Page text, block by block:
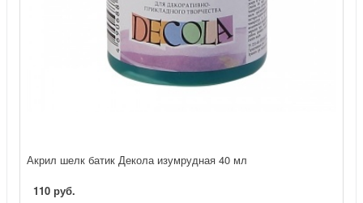
Акрил шелк батик Декола изумрудная 40 мл
110 руб.